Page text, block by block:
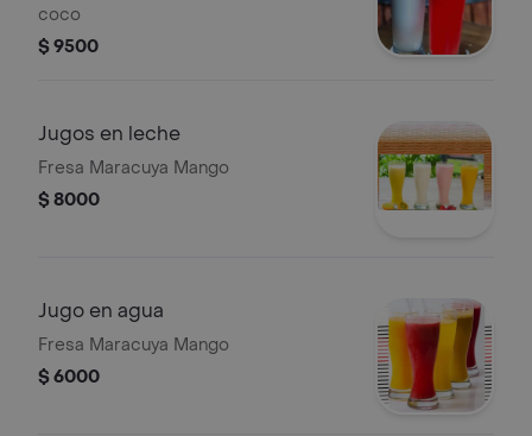
coco
$ 9500
Jugos en leche
Fresa Maracuya Mango
$ 8000
Jugo en agua
Fresa Maracuya Mango
$ 6000